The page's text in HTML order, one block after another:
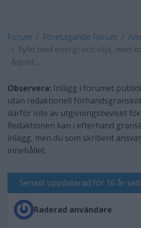
Forum Företagande Forum
Fylld med energi och vilja, men
&quot;...
Observera: Inlägg i forumet
utan redaktionell
därför inte av utgivningsbeviset för
Redaktionen kan i efterhand
inlägg, men du som skribent
innehållet.
Senast uppdaterad för 16 år
Raderad användare